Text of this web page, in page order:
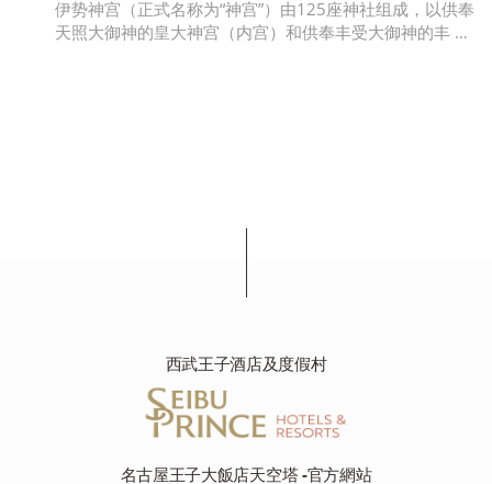
伊势神宫（正式名称为“神宫”）由125座神社组成，以供奉
天照大御神的皇大神宫（内宫）和供奉丰受大御神的丰 …
西武王子酒店及度假村
名古屋王子大飯店天空塔 -官方網站